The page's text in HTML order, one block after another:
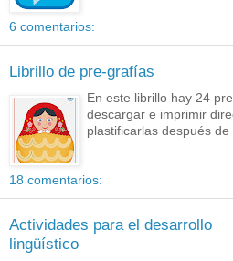
6 comentarios:
Librillo de pre-grafías
En este librillo hay 24
descargar e imprimir
plastificarlas después de
18 comentarios:
Actividades para el desarrollo
lingüístico